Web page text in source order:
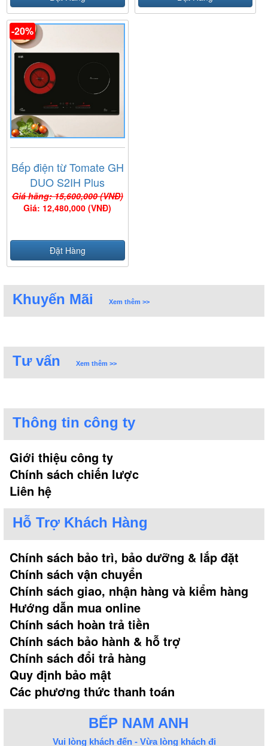
-20%
Bếp điện từ Tomate GH
DUO S2IH Plus
Giá hãng: 15,600,000 (VNĐ)
Giá: 12,480,000 (VNĐ)
Đặt Hàng
Khuyến Mãi Xem thêm >>
Tư vấn Xem thêm >>
Thông tin công ty
Giới thiệu công ty
Chính sách chiến lược
Liên hệ
Hỗ Trợ Khách Hàng
Chính sách bảo trì, bảo dưỡng & lắp đặt
Chính sách vận chuyển
Chính sách giao, nhận hàng và kiểm hàng
Hướng dẫn mua online
Chính sách hoàn trả tiền
Chính sách bảo hành & hỗ trợ
Chính sách đổi trả hàng
Quy định bảo mật
Các phương thức thanh toán
BẾP NAM ANH
Vui lòng khách đến - Vừa lòng khách đi